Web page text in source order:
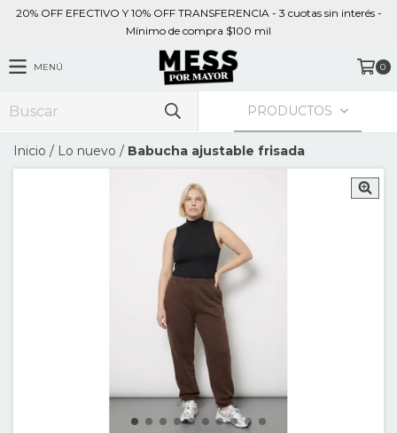
20% OFF EFECTIVO Y 10% OFF TRANSFERENCIA - 3 cuotas sin interés -
Mínimo de compra $100 mil
MENÚ 0
PRODUCTOS
Inicio / Lo nuevo / Babucha ajustable frisada